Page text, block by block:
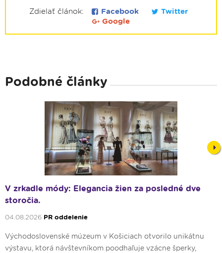
Zdielať článok: Facebook
Twitter
Google
Podobné články
V zrkadle módy: Elegancia žien za posledné dve
storočia.
04.08.2026 PR oddelenie
Východoslovenské múzeum v Košiciach otvorilo unikátnu
výstavu, ktorá návštevníkom poodhaľuje vzácne šperky,